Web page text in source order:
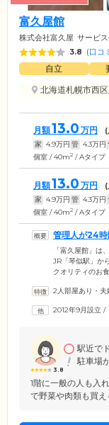
富久屋館
株式会社富久屋 サービ
3.8 (口コ
自立
北海道札幌市西
月額13.0 万円
家 4.9万円 管 4.3万円
個室 / 40m2 / Aタイプ
月額13.0 万円
家 4.9万円 管 4.3万円
個室 / 40m2 / Aタイプ
管理人が24時
す
「富久屋館」は
JR「琴似駅」か
クオリティのお
いです。館内に
す。体調の急変
2人部屋あり・夫
2012年9月設立 /
3.8
駅近で
駐車場
1階に一般の人も入
で野菜や肉類も買